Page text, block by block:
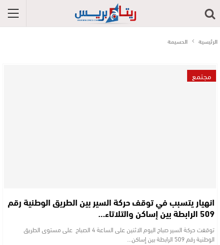
الرئيسية الحسيمة
مجتمع
انهيار يتسبب في توقف حركة السير بين الطريق الوطنية رقم
509 الرابطة بين إساكن والتلاتاء…
توقفت حركة السير صباح اليوم الاثنين على الساعة 4 الصباح على مستوى الطريق
الوطنية رقم 509 الرابطة بين إساكن…